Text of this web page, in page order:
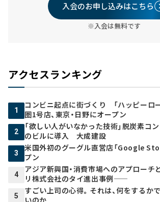
入会のお申し込みはこちら
※入会は無料です
アクセスランキング
1
コンビニ起点に街づくり 「ハッピーロ
圏1号店、東京・日野にオープン
2
「欲しい人がいなかった技術」脱炭素コ
のビルに導入 大成建設
3
米国外初のグーグル直営店「Google
プン
4
アジア新興国・消費市場へのアプローチ
リ株式会社のタイ進出事例――
5
すごい上司の心得。それは、何をするか
いのか